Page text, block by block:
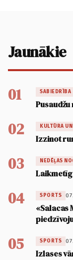
Jaunākie
01 SABIEDRĪBA
02 KULTŪRA
Izzinot
03 NEDĒĻAS
04 SPORTS
«Salacas
05 SPORTS
Izlases